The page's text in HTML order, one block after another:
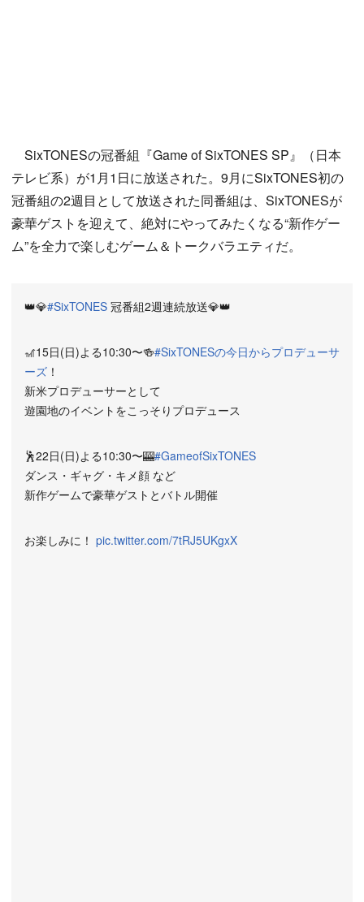
SixTONESの冠番組『Game of SixTONES SP』（日本
テレビ系）が1月1日に放送された。9月にSixTONES初の
冠番組の2週目として放送された同番組は、SixTONESが
豪華ゲストを迎えて、絶対にやってみたくなる“新作ゲー
ム”を全力で楽しむゲーム＆トークバラエティだ。
👑💎#SixTONES 冠番組2週連続放送💎👑
🎢15日(日)よる10:30〜🍻#SixTONESの今日からプロデューサ
ーズ ！
新米プロデューサーとして
遊園地のイベントをこっそりプロデュース
🕺22日(日)よる10:30〜🎰#GameofSixTONES
ダンス・ギャグ・キメ顔 など
新作ゲームで豪華ゲストとバトル開催
お楽しみに！ pic.twitter.com/7tRJ5UKgxX